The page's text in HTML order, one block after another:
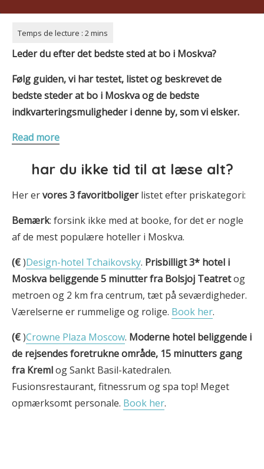
Leder du efter det bedste sted at bo i Moskva?
Følg guiden, vi har testet, listet og beskrevet de
bedste steder at bo i Moskva og de bedste
indkvarteringsmuligheder i denne by, som vi elsker.
Read more
har du ikke tid til at læse alt?
Her ervores 3favoritboligerlistet efter priskategori:
Bemærk: forsink ikke med at booke, for det er nogle
af de mest populære hoteller i Moskva.
(€)Design-hotel Tchaikovsky. Prisbilligt 3* hotel i
Moskva beliggende 5 minutter fra Bolsjoj Teatretog
metroen og 2 km fra centrum, tæt på seværdigheder.
Værelserne er rummelige og rolige. Book her.
(€)Crowne Plaza Moscow. Moderne hotel beliggende i
de rejsendes foretrukne område, 15 minutters gang
fra Kremlog Sankt Basil-katedralen.
Fusionsrestaurant, fitnessrum og spa top! Meget
opmærksomt personale. Book her.